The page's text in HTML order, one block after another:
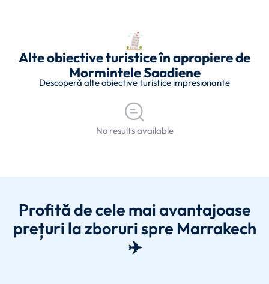
Alte obiective turistice în apropiere de
Mormintele Saadiene
Descoperă alte obiective turistice impresionante
No results available
Profită de cele mai avantajoase
prețuri la zboruri spre Marrakech
✈️